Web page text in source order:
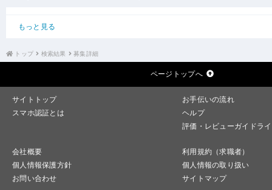
もっと見る
トップ 検索結果 募集詳細
ページトップへ
サイトトップ
お手伝いの流れ
スマホ認証とは
ヘルプ
評価・レビューガイドラ
会社概要
利用規約（求職者）
個人情報保護方針
個人情報の取り扱い
お問い合わせ
サイトマップ